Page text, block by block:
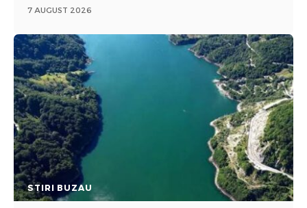
7 AUGUST 2026
STIRI BUZAU